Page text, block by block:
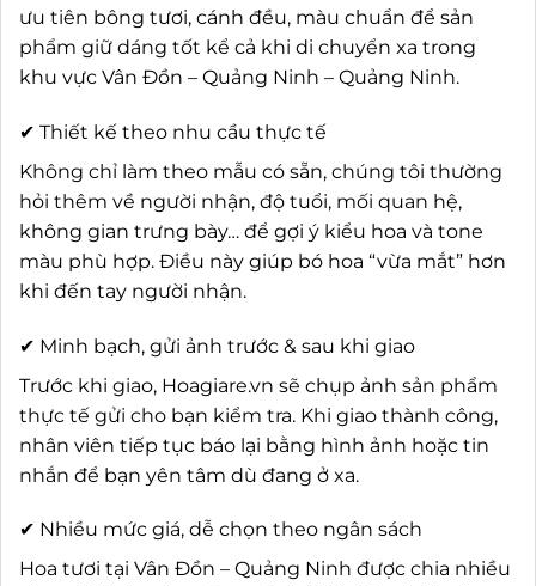
ưu tiên bông tươi, cánh đều, màu chuẩn để sản
phẩm giữ dáng tốt kể cả khi di chuyển xa trong
khu vực Vân Đồn – Quảng Ninh – Quảng Ninh.
✔ Thiết kế theo nhu cầu thực tế
Không chỉ làm theo mẫu có sẵn, chúng tôi thường
hỏi thêm về người nhận, độ tuổi, mối quan hệ,
không gian trưng bày… để gợi ý kiểu hoa và tone
màu phù hợp. Điều này giúp bó hoa “vừa mắt” hơn
khi đến tay người nhận.
✔ Minh bạch, gửi ảnh trước & sau khi giao
Trước khi giao, Hoagiare.vn sẽ chụp ảnh sản phẩm
thực tế gửi cho bạn kiểm tra. Khi giao thành công,
nhân viên tiếp tục báo lại bằng hình ảnh hoặc tin
nhắn để bạn yên tâm dù đang ở xa.
✔ Nhiều mức giá, dễ chọn theo ngân sách
Hoa tươi tại Vân Đồn – Quảng Ninh được chia nhiều